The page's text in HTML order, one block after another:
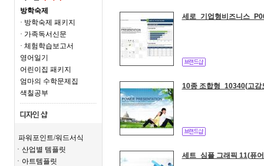
방학숙제
· 방학숙제 패키지
· 가족독서신문
· 체험학습보고서
영어일기
어린이집 패키지
엄마의 수학문제집
색칠공부
파워포인트/워드서식
ㆍ산업별 템플릿
ㆍ아트템플릿
세로_기업형비즈니스
10종 조합형_10340(고감
세트_심플 그래픽 11(퓨